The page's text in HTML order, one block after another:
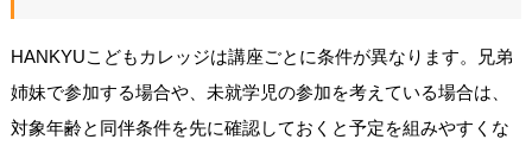
HANKYUこどもカレッジは講座ごとに条件が異なります。兄弟
姉妹で参加する場合や、未就学児の参加を考えている場合は、
対象年齢と同伴条件を先に確認しておくと予定を組みやすくな